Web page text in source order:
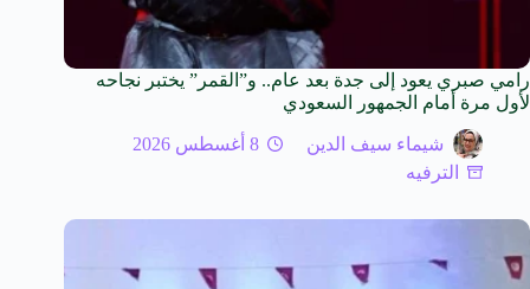
رامي صبري يعود إلى جدة بعد عام.. و”القمر” يختبر نجاحه
لأول مرة أمام الجمهور السعودي
شيماء سيف الدين
8 أغسطس 2026
الترفيه